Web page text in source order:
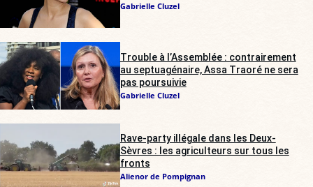
Gabrielle Cluzel
Trouble à l’Assemblée : contrairement
au septuagénaire, Assa Traoré ne sera
pas poursuivie
Gabrielle Cluzel
Rave-party illégale dans les Deux-
Sèvres : les agriculteurs sur tous les
fronts
Alienor de Pompignan